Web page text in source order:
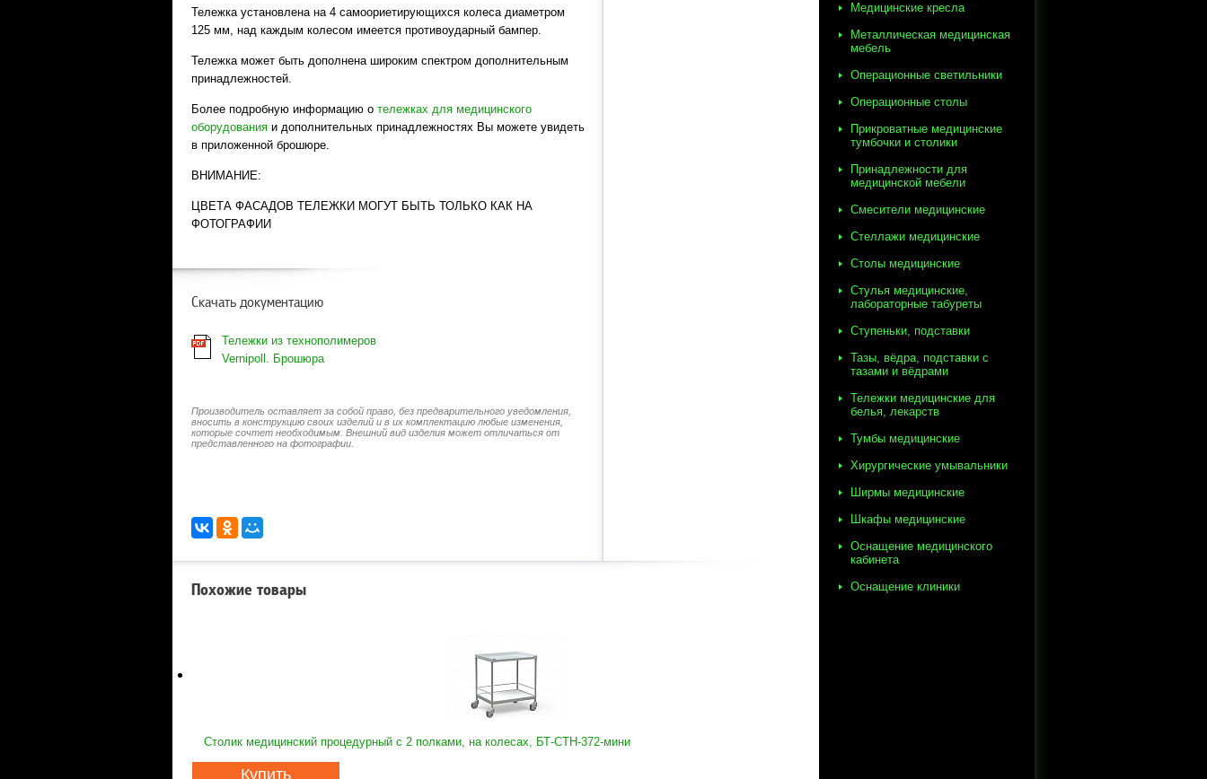
Тележка установлена на 4 самоориетирующихся колеса диаметром
125 мм, над каждым колесом имеется противоударный бампер.
Тележка может быть дополнена широким спектром дополнительным
принадлежностей.
Более подробную информацию о тележках для медицинского
оборудования и дополнительных принадлежностях Вы можете увидеть
в приложенной брошюре.
ВНИМАНИЕ:
ЦВЕТА ФАСАДОВ ТЕЛЕЖКИ МОГУТ БЫТЬ ТОЛЬКО КАК НА
ФОТОГРАФИИ
Скачать документацию
Тележки из технополимеров
Vernipoll. Брошюра
Производитель оставляет за собой право, без предварительного уведомления,
вносить в конструкцию своих изделий и в их комплектацию любые изменения,
которые сочтет необходимым. Внешний вид изделия может отличаться от
представленного на фотографии.
Похожие товары
Столик медицинский процедурный с 2 полками, на колесах, БТ-СТН-372-мини
Купить
Медицинские кресла
Металлическая медицинская
мебель
Операционные светильники
Операционные столы
Прикроватные медицинские
тумбочки и столики
Принадлежности для
медицинской мебели
Смесители медицинские
Стеллажи медицинские
Столы медицинские
Стулья медицинские,
лабораторные табуреты
Ступеньки, подставки
Тазы, вёдра, подставки с
тазами и вёдрами
Тележки медицинские для
белья, лекарств
Тумбы медицинские
Хирургические умывальники
Ширмы медицинские
Шкафы медицинские
Оснащение медицинского
кабинета
Оснащение клиники